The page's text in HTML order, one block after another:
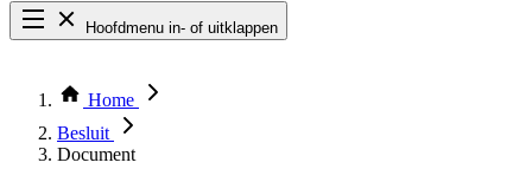
Hoofdmenu in- of uitklappen
Thema COVID-19
Bekijk per bestuursorgaan
Home
Besluit
Document